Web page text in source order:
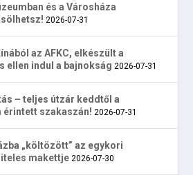
és a Városháza
2026-07-31
az AFKC, elkészült a
ellen indul a bajnokság 2026-07-31
– teljes útzár keddtől a
érintett szakaszán! 2026-07-31
„költözött” az egykori
makettje 2026-07-30